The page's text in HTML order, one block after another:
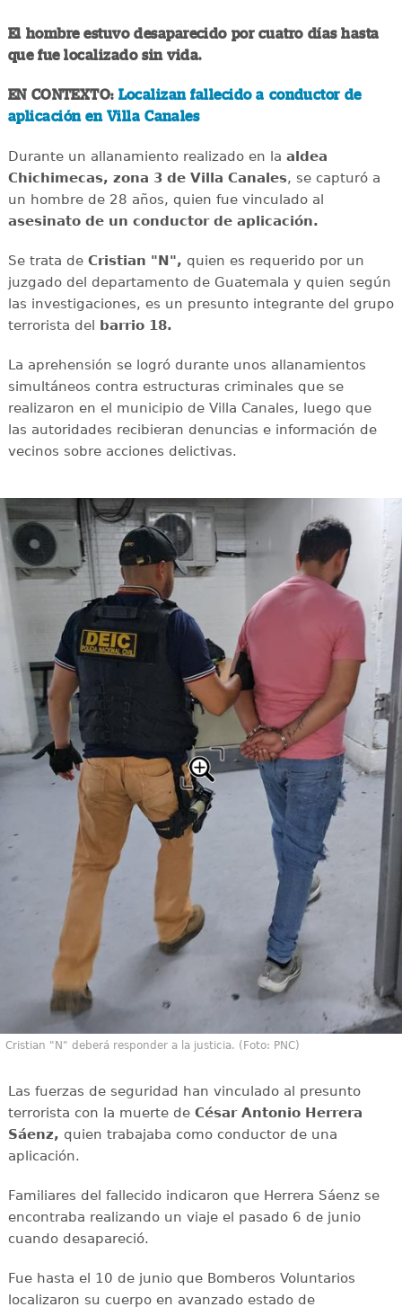
El hombre estuvo desaparecido por cuatro días hasta
que fue localizado sin vida.
EN CONTEXTO:Localizan fallecido a conductor de
aplicación en Villa Canales
Durante un allanamiento realizado en la aldea
Chichimecas, zona 3 de Villa Canales, se capturó a
un hombre de 28 años, quien fue vinculado al
asesinato de un conductor de aplicación.
Se trata de Cristian "N", quien es requerido por un
juzgado del departamento de Guatemala y quien según
las investigaciones, es un presunto integrante del grupo
terrorista del barrio 18.
La aprehensión se logró durante unos allanamientos
simultáneos contra estructuras criminales que se
realizaron en el municipio de Villa Canales, luego que
las autoridades recibieran denuncias e información de
vecinos sobre acciones delictivas.
Cristian "N" deberá responder a la justicia. (Foto: PNC)
Las fuerzas de seguridad han vinculado al presunto
terrorista con la muerte de César Antonio Herrera
Sáenz, quien trabajaba como conductor de una
aplicación.
Familiares del fallecido indicaron que Herrera Sáenz se
encontraba realizando un viaje el pasado 6 de junio
cuando desapareció.
Fue hasta el 10 de junio que Bomberos Voluntarios
localizaron su cuerpo en avanzado estado de